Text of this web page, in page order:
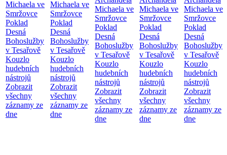
Michaela ve
Smržovce
Poklad
Desná
Bohoslužby
v Tesařově
Kouzlo
hudebních
nástrojů
Zobrazit
všechny
záznamy ze
dne
Michaela ve
Smržovce
Poklad
Desná
Bohoslužby
v Tesařově
Kouzlo
hudebních
nástrojů
Zobrazit
všechny
záznamy ze
dne
Michaela ve
Smržovce
Poklad
Desná
Bohoslužby
v Tesařově
Kouzlo
hudebních
nástrojů
Zobrazit
všechny
záznamy ze
dne
Michaela ve
Smržovce
Poklad
Desná
Bohoslužby
v Tesařově
Kouzlo
hudebních
nástrojů
Zobrazit
všechny
záznamy ze
dne
Michaela ve
Smržovce
Poklad
Desná
Bohoslužby
v Tesařově
Kouzlo
hudebních
nástrojů
Zobrazit
všechny
záznamy ze
dne